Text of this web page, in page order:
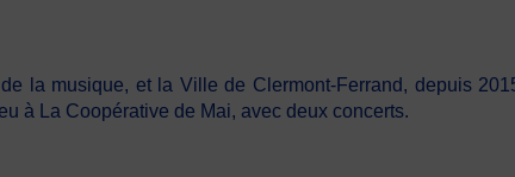
la musique, et la Ville de Clermont-Ferrand, depuis
à La Coopérative de Mai, avec deux concerts.